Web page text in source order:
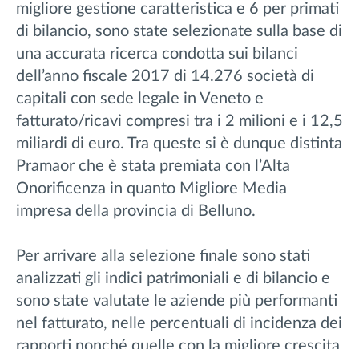
migliore gestione caratteristica e 6 per primati
di bilancio, sono state selezionate sulla base di
una accurata ricerca condotta sui bilanci
dell’anno fiscale 2017 di 14.276 società di
capitali con sede legale in Veneto e
fatturato/ricavi compresi tra i 2 milioni e i 12,5
miliardi di euro. Tra queste si è dunque distinta
Pramaor che è stata premiata con l’Alta
Onorificenza in quanto Migliore Media
impresa della provincia di Belluno.
Per arrivare alla selezione finale sono stati
analizzati gli indici patrimoniali e di bilancio e
sono state valutate le aziende più performanti
nel fatturato, nelle percentuali di incidenza dei